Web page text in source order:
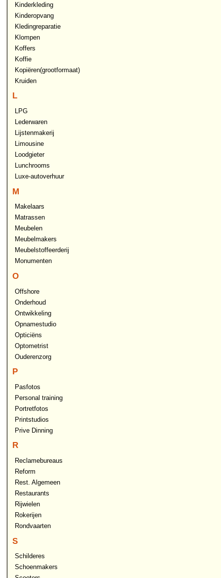
Kinderkleding
Kinderopvang
Kledingreparatie
Klompen
Koffers
Koffie
Kopiëren(grootformaat)
Kruiden
L
LPG
Lederwaren
Lijstenmakerij
Limousine
Loodgieter
Lunchrooms
Luxe-autoverhuur
M
Makelaars
Matrassen
Meubelen
Meubelmakers
Meubelstoffeerderij
Monumenten
O
Offshore
Onderhoud
Ontwikkeling
Opnamestudio
Opticiëns
Optometrist
Ouderenzorg
P
Pasfotos
Personal training
Portretfotos
Printstudios
Prive Dinning
R
Reclamebureaus
Reform
Rest. Algemeen
Restaurants
Rijwielen
Rokerijen
Rondvaarten
S
Schilderes
Schoenmakers